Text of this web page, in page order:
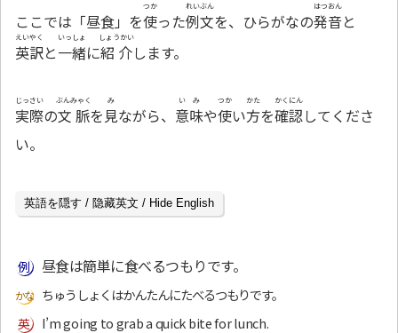
ここでは「昼食」を使
つか
った例文
れいぶん
を、ひらがなの発音
はつおん
と
英訳
えいやく
と一緒
いっしょ
に紹介
しょうかい
します。
実際
じっさい
の文脈
ぶんみゃく
を見
み
ながら、 意味
いみ
や使
つか
い方
かた
を確認
かくにん
してくださ
い。
英語を隠す / 隐藏英文 / Hide English
昼食は簡単に食べるつもりです。
ちゅうしょくはかんたんにたべるつもりです。
I’m going to grab a quick bite for lunch.